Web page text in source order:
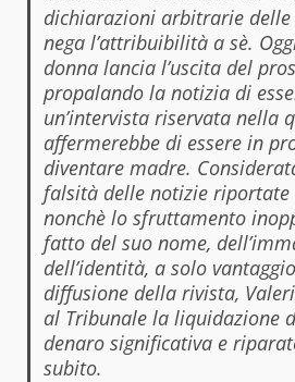
dichiarazioni arbitrarie
nega l’attribuibilità a sè.
donna lancia l’uscita del
propalando la notizia di
un’intervista riservata nella
affermerebbe di essere in
diventare madre.
falsità delle notizie
nonchè lo sfruttamento
fatto del suo nome,
dell’identità, a solo
diffusione della rivista,
al Tribunale la liquidazione
denaro significativa e
subito.